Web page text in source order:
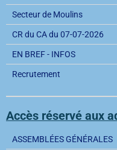
Secteur de Moulins
CR du CA du 07-07-2026
EN BREF - INFOS
Recrutement
Accès réservé aux
ASSEMBLÉES GÉNÉRALES